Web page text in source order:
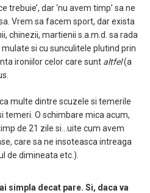
trebuie’, dar ‘nu avem timp’ sa ne
Vrem sa facem sport, dar exista
chinezii, martienii s.a.m.d. sa rada
si cu sunculitele plutind prin
ironiilor celor care sunt altfel(a
multe dintre scuzele si temerile
temeri. O schimbare mica acum,
de 21 zile si…uite cum avem
care sa ne insoteasca intreaga
de dimineata etc.).
simpla decat pare. Si, daca va